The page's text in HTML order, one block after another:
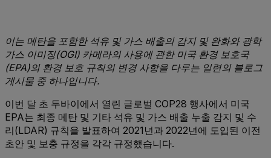
이는 메탄을 포함한 석유 및 가스 배출의 감지 및 완화와 광학
가스 이미징(OGI) 카메라의 사용에 관한 미국 환경 보호국
(EPA)의 환경 보호 규칙의 변경 사항을 다루는 일련의 블로그
게시물 중 하나입니다.
이번 달 초 두바이에서 열린 글로벌 COP28 행사에서 미국
EPA는 최종 메탄 및 기타 석유 및 가스 배출 누출 감지 및 수
리(LDAR) 규칙을 발표하여 2021년과 2022년에 도입된 이전
초안 및 보충 규정을 각각 규정했습니다.